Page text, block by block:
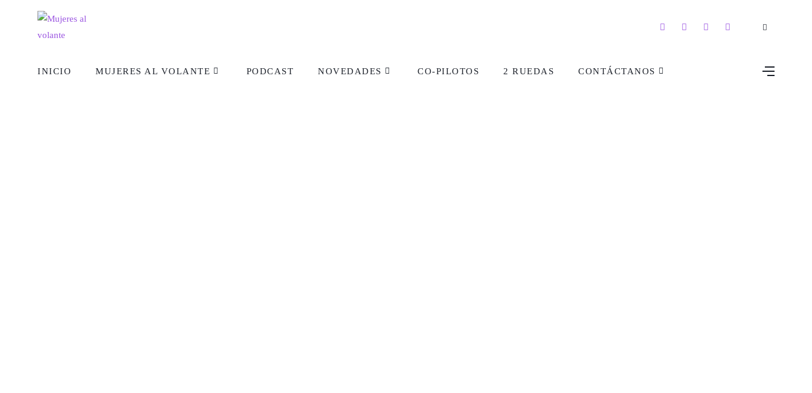
INICIO MUJERES AL VOLANTE PODCAST NOVEDADES CO-PILOTOS 2 RUEDAS CONTÁCTANOS